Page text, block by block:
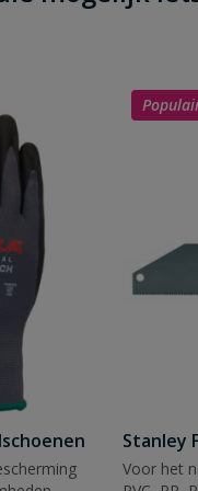
Stanley
Voor het